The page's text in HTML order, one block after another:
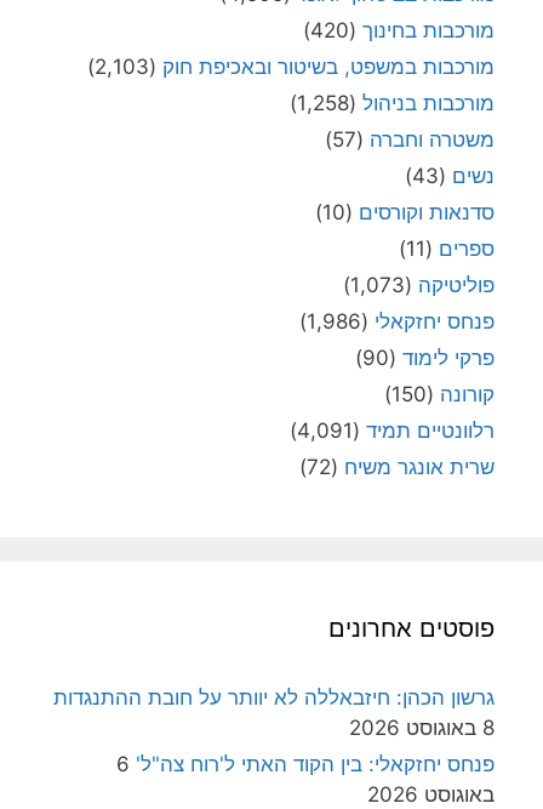
מורכבות בחינוך (420)
מורכבות במשפט, בשיטור ובאכיפת חוק (2,103)
מורכבות בניהול (1,258)
משטרה וחברה (57)
נשים (43)
סדנאות וקורסים (10)
ספרים (11)
פוליטיקה (1,073)
פנחס יחזקאלי (1,986)
פרקי לימוד (90)
קורונה (150)
רלוונטיים תמיד (4,091)
שרית אונגר משיח (72)
פוסטים אחרונים
גרשון הכהן: חיזבאללה לא יוותר על חובת ההתנגדות
8 באוגוסט 2026
פנחס יחזקאלי: בין הקוד האתי ל'רוח צה"ל' 6
באוגוסט 2026